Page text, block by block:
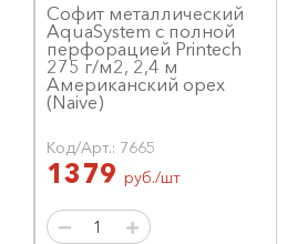
Софит металлический
AquaSystem с полной
перфорацией Printech
275 г/м2, 2,4 м
Американский орех
(Naive)
Код/Арт.: 7665
1379 руб./шт